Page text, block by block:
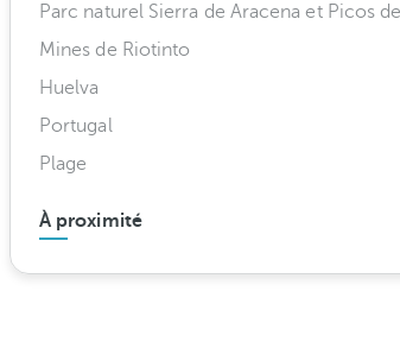
Parc naturel Sierra de Aracena et Picos
Mines de Riotinto
Huelva
Portugal
Plage
À proximité